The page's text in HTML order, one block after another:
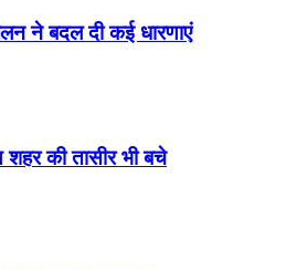
ने बदल दी कई धारणाएं
की तासीर भी बचे